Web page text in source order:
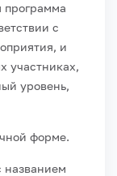
программа
с
и
участниках,
уровень,
форме.
названием